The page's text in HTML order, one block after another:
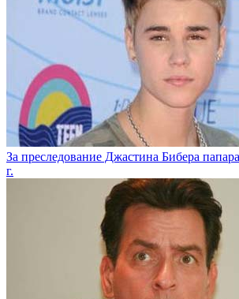
За преследование Джастина Бибера
г.